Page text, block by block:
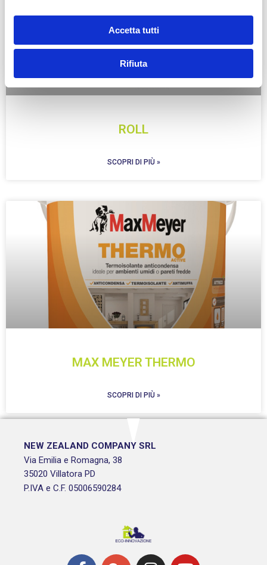
Accetta tutti
Rifiuta
ROLL
SCOPRI DI PIÙ »
MAX MEYER THERMO
SCOPRI DI PIÙ »
NEW ZEALAND COMPANY SRL
Via Emilia e Romagna, 38
35020 Villatora PD
P.IVA e C.F. 05006590284